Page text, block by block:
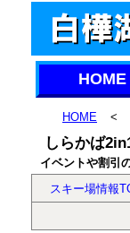
HOME
HOME <
しらかば
イベントや割引
スキー場情報